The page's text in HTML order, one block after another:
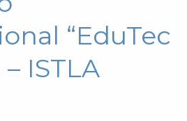
“EduTec
ISTLA